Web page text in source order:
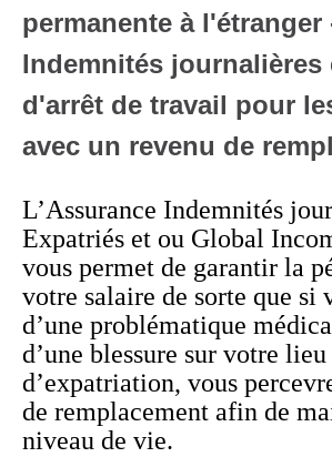
permanente à l'étranger
Indemnités journalières
d'arrêt de travail pour
avec un revenu de
L’Assurance Indemnités
Expatriés et ou Global
vous permet de garantir la
votre salaire de sorte que si
d’une problématique
d’une blessure sur votre lieu
d’expatriation, vous
de remplacement afin de
niveau de vie.